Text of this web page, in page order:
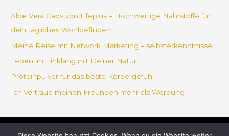
a
c
h
Aloe Vera Caps von Lifeplus – Hochwertige Nährstoffe für
dein tägliches Wohlbefinden
Meine Reise mit Network Marketing – selbsterkenntnisse
Leben im Einklang mit Deiner Natur
Proteinpulver für das beste Körpergefühl
Ich vertraue meinen Freunden mehr als Werbung